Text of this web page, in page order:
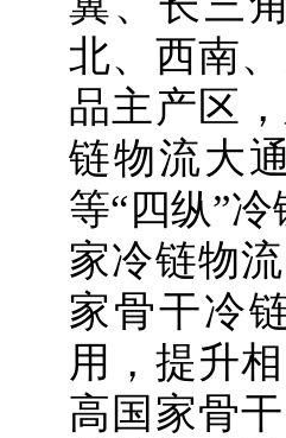
北、西南
品主产区
链物流大
等“四纵”
家冷链物
家骨干冷
用，提升
高国家骨